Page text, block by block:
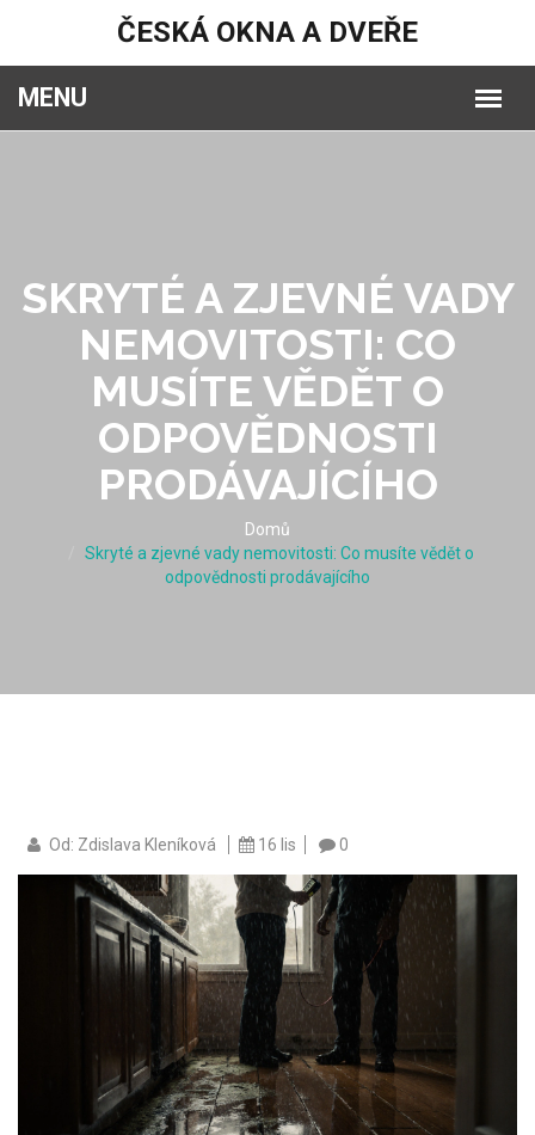
ČESKÁ OKNA A DVEŘE
SKRYTÉ A ZJEVNÉ VADY
NEMOVITOSTI: CO
MUSÍTE VĚDĚT O
ODPOVĚDNOSTI
PRODÁVAJÍCÍHO
Domů
Skryté a zjevné vady nemovitosti: Co musíte vědět o
odpovědnosti prodávajícího
Od: Zdislava Kleníková 16 lis 0